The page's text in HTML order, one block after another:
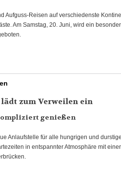
Aufguss-Reisen auf verschiedenste
Am Samstag, 20. Juni, wird ein
zum Verweilen ein
genießen
Anlaufstelle für alle hungrigen und
in entspannter Atmosphäre mit